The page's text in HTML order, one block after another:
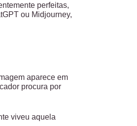
perfeitas,
ou Midjourney,
aparece em
procura por
viveu aquela